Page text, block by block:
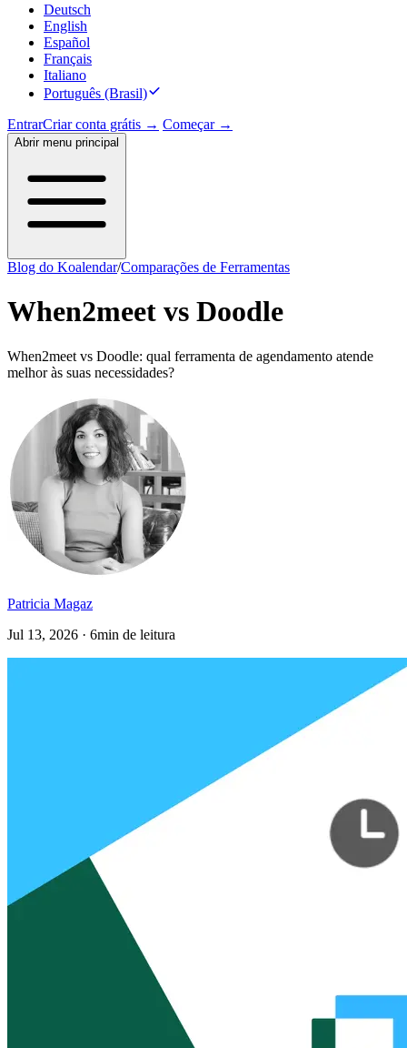
Deutsch
English
Español
Français
Italiano
Português (Brasil)
EntrarCriar conta grátis → Começar →
Abrir menu principal
Blog do Koalendar/Comparações de Ferramentas
When2meet vs Doodle
When2meet vs Doodle: qual ferramenta de agendamento atende
melhor às suas necessidades?
Patricia Magaz
Jul 13, 2026 · 6min de leitura